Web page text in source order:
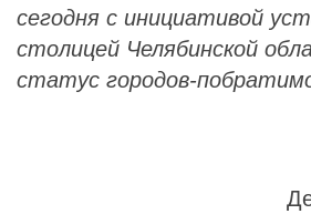
сегодня с инициативой
столицей Челябинской
статус городов-